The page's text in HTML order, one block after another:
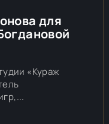
для
«Кураж